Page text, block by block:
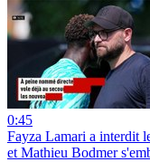
0:45
Fayza Lamari a interdit
et Mathieu Bodmer